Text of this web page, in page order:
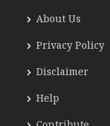
About Us
Privacy Policy
Disclaimer
Help